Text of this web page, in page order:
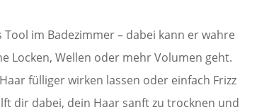
im Badezimmer – dabei kann er wahre
Locken, Wellen oder mehr Volumen geht.
fülliger wirken lassen oder einfach Frizz
dir dabei, dein Haar sanft zu trocknen und